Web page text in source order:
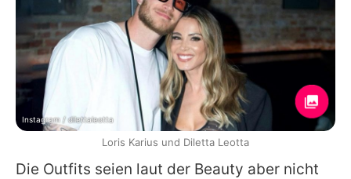
Die Outfits seien laut der Beauty aber nicht
Instagram / dilettaleotta
Loris Karius und Diletta Leotta